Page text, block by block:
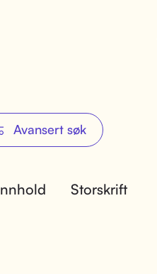
Avansert søk
Storskrift